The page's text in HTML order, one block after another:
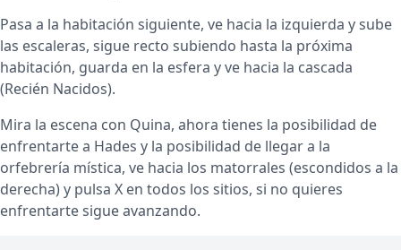
Pasa a la habitación siguiente, ve hacia la izquierda y sube
las escaleras, sigue recto subiendo hasta la próxima
habitación, guarda en la esfera y ve hacia la cascada
(Recién Nacidos).
Mira la escena con Quina, ahora tienes la posibilidad de
enfrentarte a Hades y la posibilidad de llegar a la
orfebrería mística, ve hacia los matorrales (escondidos a la
derecha) y pulsa X en todos los sitios, si no quieres
enfrentarte sigue avanzando.